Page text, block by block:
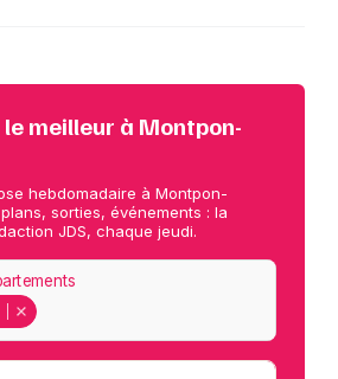
meilleur à Montpon-
hebdomadaire à Montpon-
sorties, événements : la
JDS, chaque jeudi.